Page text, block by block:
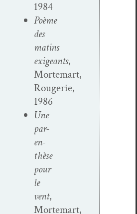
1984
Poème
des
matins
exigeants,
Mortemart,
Rougerie,
1986
Une
par­
en­
thèse
pour
le
vent,
Mortemart,